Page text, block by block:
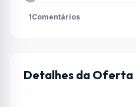
1Comentários
Detalhes da Oferta